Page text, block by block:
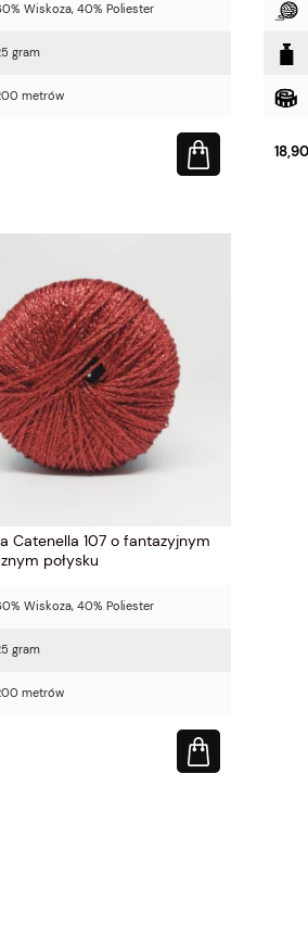
Wiskoza, 40% Poliester
gram
metrów
Catenella 107 o fantazyjnym
połysku
Wiskoza, 40% Poliester
gram
metrów